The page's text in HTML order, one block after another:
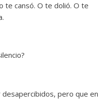
te cansó. O te dolió. O te
pero que en